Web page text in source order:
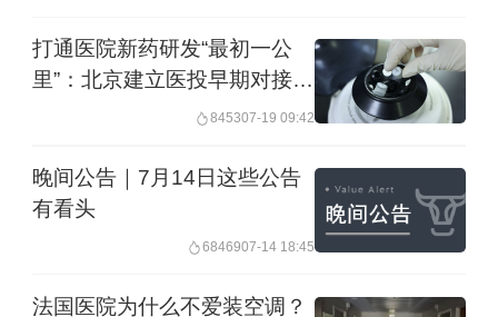
式下，面临的是资金压力挑战，同时需
要承担更多上游供应商预采投入以及下
塞力医疗的客户以医院为主，后者应收
账款回款时间过长问题，持续在拖累公
司利润。
打通医院新药研发“最初一公
里”：北京建立医投早期对接机
845307-19 09:42
晚间公告｜7月14日这些公告
有看头
6846907-14 18:45
法国医院为什么不爱装空调？